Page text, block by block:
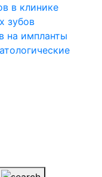
в клинике
зубов
на импланты